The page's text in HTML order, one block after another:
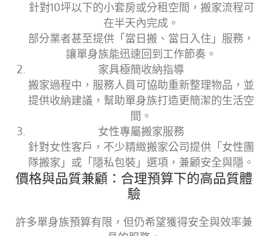
針對10坪以下的小套房或分租空間，搬家流程可
在半天內完成。
部分業者甚至提供「當日搬、當日入住」服務，
讓單身族能迅速回到工作節奏。
家具極簡收納指導
搬家過程中，服務人員可協助重新整理物品，並
提供收納建議，幫助單身族打造更簡潔的生活空
間。
女性專屬搬家服務
針對女性客戶，不少精緻搬家公司提供「女性團
隊搬家」或「隱私包裝」選項，兼顧安全與隱。
價格與品質兼顧：合理預算下的高品質體
驗
許多單身族預算有限，但仍希望獲得安全與效率兼